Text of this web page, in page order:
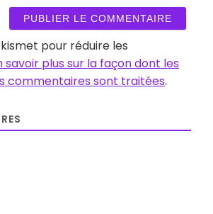
pour réduire les
savoir plus sur la façon dont les
commentaires sont traitées.